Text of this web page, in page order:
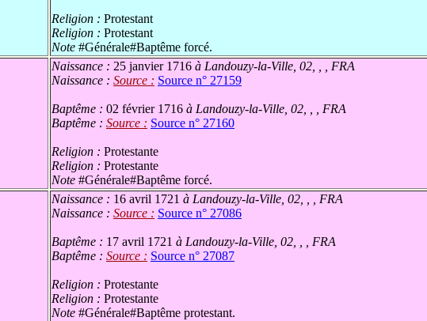
Religion : Protestant
Religion : Protestant
Note #Générale#Baptême forcé.
Naissance : 25 janvier 1716 à Landouzy-la-Ville, 02, , , FRA
Naissance : Source : Source n° 27159
Baptême : 02 février 1716 à Landouzy-la-Ville, 02, , , FRA
Baptême : Source : Source n° 27160
Religion : Protestante
Religion : Protestante
Note #Générale#Baptême forcé.
Naissance : 16 avril 1721 à Landouzy-la-Ville, 02, , , FRA
Naissance : Source : Source n° 27086
Baptême : 17 avril 1721 à Landouzy-la-Ville, 02, , , FRA
Baptême : Source : Source n° 27087
Religion : Protestante
Religion : Protestante
Note #Générale#Baptême protestant.